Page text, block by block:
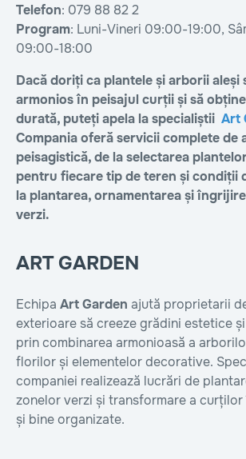
Telefon: 079 88 82 2
Program: Luni-Vineri 09:00-19:00,
09:00-18:00
Dacă doriți ca plantele și arborii aleși
armonios în peisajul curții și să
durată, puteți apela la specialiștii Art
Compania oferă servicii complete de
peisagistică, de la selectarea
pentru fiecare tip de teren și condiții
la plantarea, ornamentarea și
verzi.
ART GARDEN
Echipa Art Garden ajută proprietarii
exterioare să creeze grădini estetice
prin combinarea armonioasă a
florilor și elementelor decorative.
companiei realizează lucrări de
zonelor verzi și transformare a
și bine organizate.